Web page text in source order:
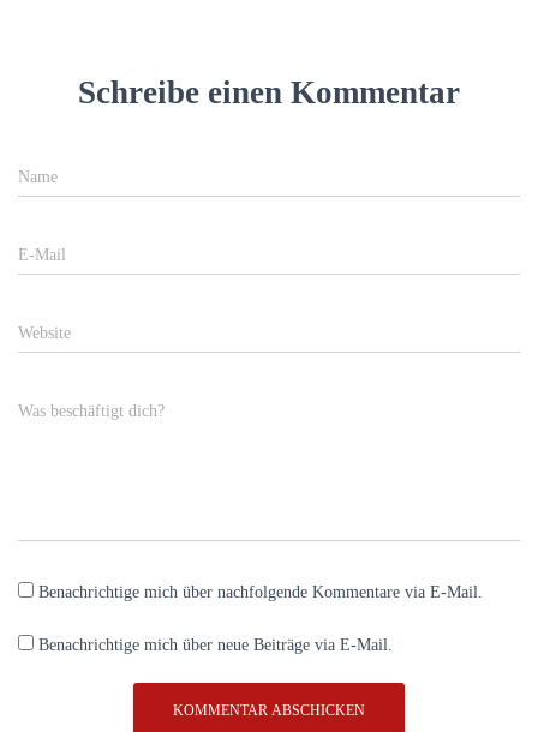
Schreibe einen Kommentar
Name
E-Mail
Website
Was beschäftigt dich?
Benachrichtige mich über nachfolgende Kommentare via E-Mail.
Benachrichtige mich über neue Beiträge via E-Mail.